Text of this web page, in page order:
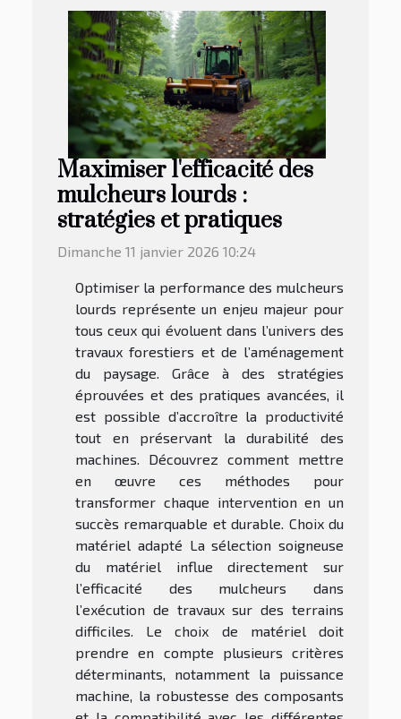
Maximiser l'efficacité des
mulcheurs lourds :
stratégies et pratiques
Dimanche 11 janvier 2026 10:24
Optimiser la performance des mulcheurs
lourds représente un enjeu majeur pour
tous ceux qui évoluent dans l’univers des
travaux forestiers et de l’aménagement
du paysage. Grâce à des stratégies
éprouvées et des pratiques avancées, il
est possible d’accroître la productivité
tout en préservant la durabilité des
machines. Découvrez comment mettre
en œuvre ces méthodes pour
transformer chaque intervention en un
succès remarquable et durable. Choix du
matériel adapté La sélection soigneuse
du matériel influe directement sur
l’efficacité des mulcheurs dans
l’exécution de travaux sur des terrains
difficiles. Le choix de matériel doit
prendre en compte plusieurs critères
déterminants, notamment la puissance
machine, la robustesse des composants